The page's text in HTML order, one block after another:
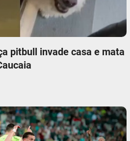
pitbull invade casa e mata